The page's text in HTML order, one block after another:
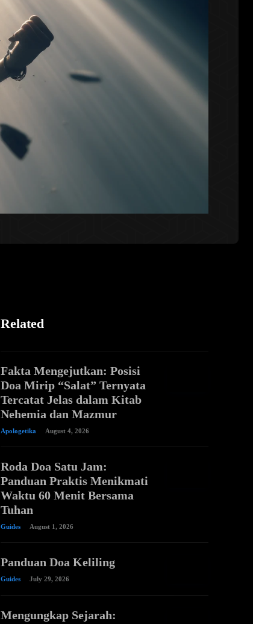
Related
Fakta Mengejutkan: Posisi
Doa Mirip “Salat” Ternyata
Tercatat Jelas dalam Kitab
Nehemia dan Mazmur
Apologetika August 4, 2026
Roda Doa Satu Jam:
Panduan Praktis Menikmati
Waktu 60 Menit Bersama
Tuhan
Guides August 1, 2026
Panduan Doa Keliling
Guides July 29, 2026
Mengungkap Sejarah: